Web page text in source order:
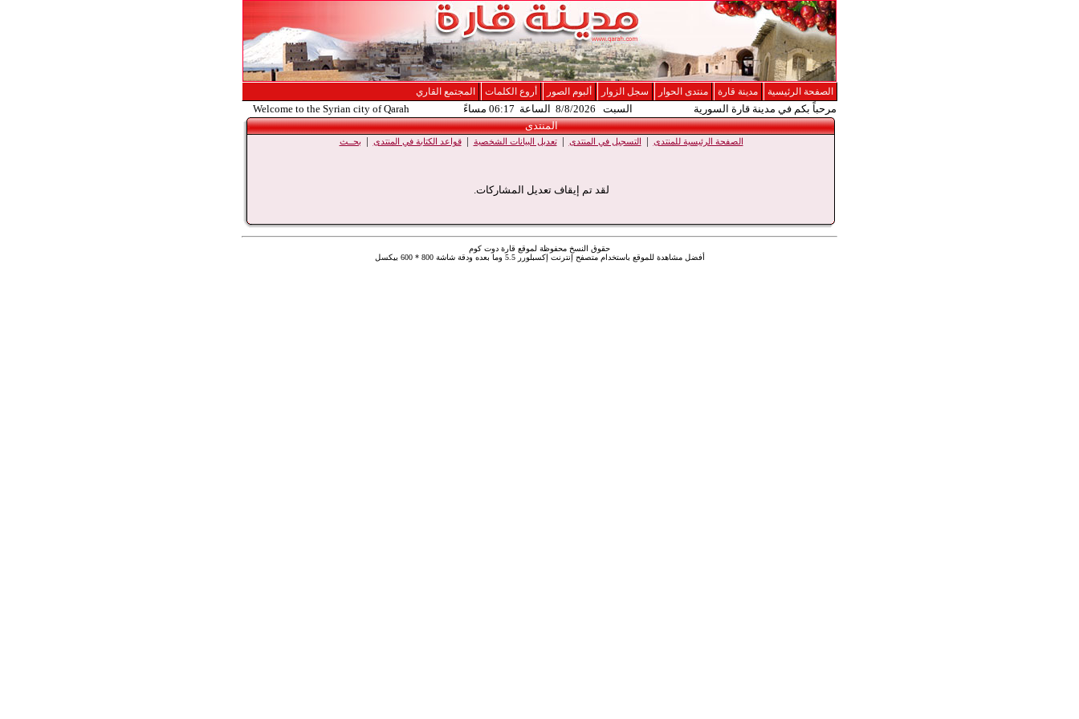
الصفحة الرئيسية مدينة قارة منتدى الحوار سجل الزوار ألبوم الصور أروع الكلمات المجتمع القاري
مرحباً بكم في مدينة قارة السورية السبت 8/8/2026 الساعة 06:17 مساءً
Welcome to the Syrian city of Qarah
المنتدى
الصفحة الرئيسية للمنتدى | التسجيل في المنتدى |تعديل البيانات الشخصية |قواعد الكتابة في المنتدى | بحــث
لقد تم إيقاف تعديل المشاركات.
حقوق النسخ محفوظة لموقع قارة دوت كوم
أفضل مشاهدة للموقع باستخدام متصفح إنترنت إكسبلورر 5.5 وما بعده ودقة شاشة 800 * 600 بيكسل